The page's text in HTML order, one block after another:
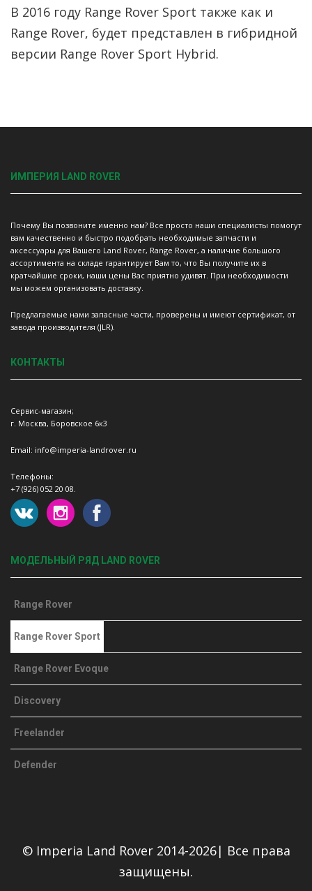
В 2016 году Range Rover Sport также как и
Range Rover, будет представлен в гибридной
версии Range Rover Sport Hybrid.
ИМПЕРИЯ LAND ROVER
Почему Вы позвоните именно нам? Все просто наши специалисты помогут
вам качественно и быстро подобрать необходимые запчасти и
аксессуары для Вашего Land Rover, Range Rover, а наличие большого
ассортимента на складе гарантирует Вам то, что Вы получите их в
кратчайшие сроки, наши цены Вас приятно удивят. При необходимости
мы можем организовать доставку.
Предлагаемые нами запасные части, проверены и имеют сертификат, от
завода производителя (JLR).
КОНТАКТЫ
Сервис-магазин;
г. Москва, Боровское 6к3
Email: info@imperia-landrover.ru
Телефоны:
+7 (926) 052 20 08.
МОДЕЛЬНЫЙ РЯД LAND ROVER
Range Rover
Range Rover Sport
Range Rover Evoque
Discovery
Freelander
Defender
© Imperia Land Rover 2014-2026| Все права
защищены.